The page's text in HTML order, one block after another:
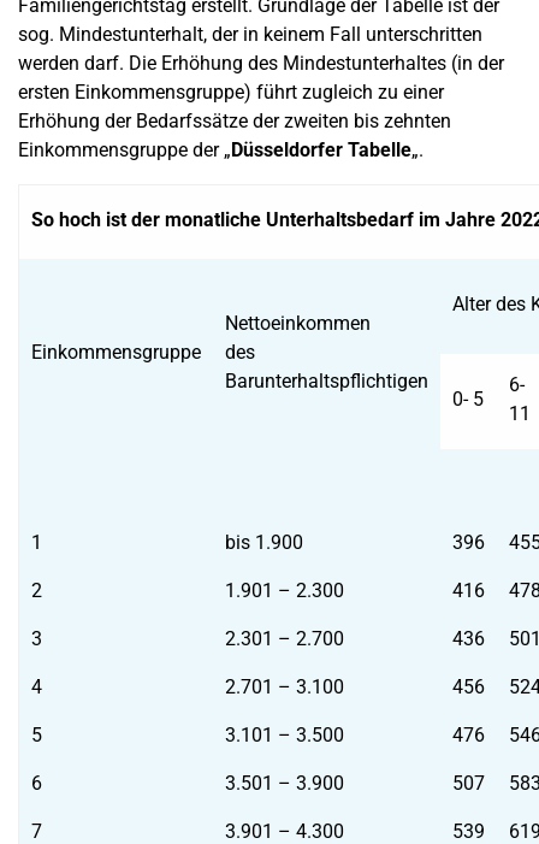
Familiengerichtstag erstellt. Grundlage der Tabelle ist der
sog. Mindestunterhalt, der in keinem Fall unterschritten
werden darf. Die Erhöhung des Mindestunterhaltes (in der
ersten Einkommensgruppe) führt zugleich zu einer
Erhöhung der Bedarfssätze der zweiten bis zehnten
Einkommensgruppe der „Düsseldorfer Tabelle„.
So hoch ist der monatliche Unterhaltsbedarf im Jahre
Einkommensgruppe
Nettoeinkommen
des
Barunterhaltspflichtigen
Alter des
0- 5
6-
11
1
2
3
4
5
6
7
bis 1.900
1.901 – 2.300
2.301 – 2.700
2.701 – 3.100
3.101 – 3.500
3.501 – 3.900
3.901 – 4.300
396
416
436
456
476
507
539